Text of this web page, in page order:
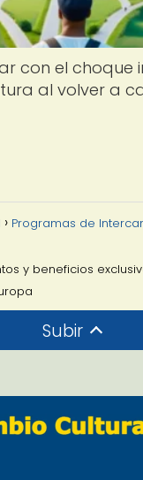
con el choque
al volver a
Programas de
y beneficios
Subir